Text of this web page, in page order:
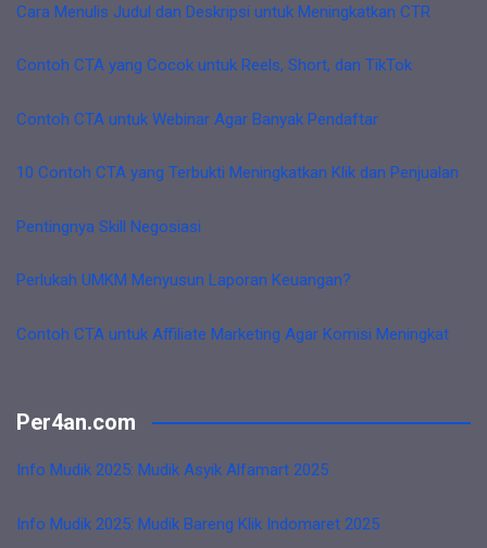
Cara Menulis Judul dan Deskripsi untuk Meningkatkan CTR
Contoh CTA yang Cocok untuk Reels, Short, dan TikTok
Contoh CTA untuk Webinar Agar Banyak Pendaftar
10 Contoh CTA yang Terbukti Meningkatkan Klik dan Penjualan
Pentingnya Skill Negosiasi
Perlukah UMKM Menyusun Laporan Keuangan?
Contoh CTA untuk Affiliate Marketing Agar Komisi Meningkat
Per4an.com
Info Mudik 2025: Mudik Asyik Alfamart 2025
Info Mudik 2025: Mudik Bareng Klik Indomaret 2025